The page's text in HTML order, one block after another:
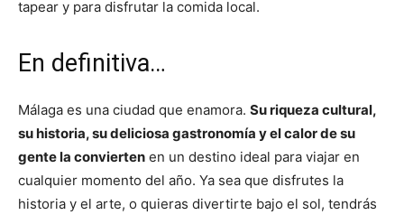
tapear y para disfrutar la comida local.
En definitiva…
Málaga es una ciudad que enamora. Su riqueza cultural,
su historia, su deliciosa gastronomía y el calor de su
gente la convierten en un destino ideal para viajar en
cualquier momento del año. Ya sea que disfrutes la
historia y el arte, o quieras divertirte bajo el sol, tendrás